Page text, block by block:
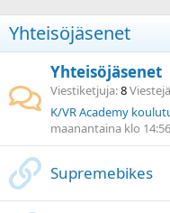
Yhteisöjäsenet
Yhteisöjäsenet
Viestiketjuja 8Viestejä
K/VR Academy
maanantaina klo 14:56
Supremebikes